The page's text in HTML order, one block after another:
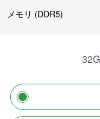
メモリ (DDR5)